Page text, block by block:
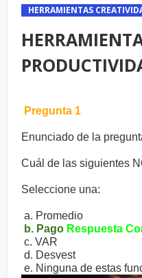
HERRAMIENTAS
Pregunta 1
Enunciado de la
Cuál de las siguientes
Seleccione una:
a. Promedio
b. Pago Respuesta
c. VAR
d. Desvest
e. Ninguna de estas